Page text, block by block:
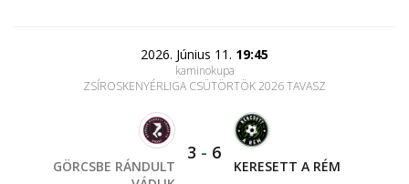
2026. Június 11. 19:45
kaminokupa
ZSÍROSKENYÉRLIGA CSÜTÖRTÖK 2026 TAVASZ
GÖRCSBE RÁNDULT
3 - 6
KERESETT A RÉM